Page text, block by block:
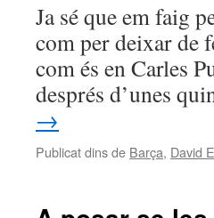
Ja sé que em faig
com per deixar de
com és en Carles
després d’unes
→
Publicat dins de Barça, David